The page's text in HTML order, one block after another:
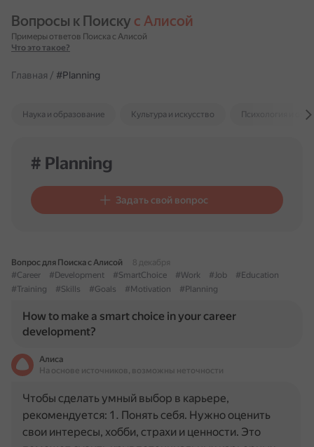
Вопросы к Поиску с Алисой
Примеры ответов Поиска с Алисой
Что это такое?
Главная / #Planning
Наука и образование Культура и искусство Психология и
# Planning
Задать свой вопрос
Вопрос для Поиска с Алисой
8 декабря
#Career
#Development #SmartChoice #Work #Job
#Education
#Training
#Skills #Goals #Motivation #Planning
How to make a smart choice in your career
development?
Алиса
На основе источников, возможны неточности
Чтобы сделать умный выбор в карьере,
рекомендуется: 1. Понять себя. Нужно оценить
свои интересы, хобби, страхи и ценности. Это